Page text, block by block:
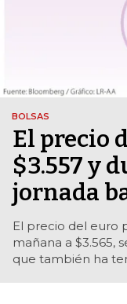
BOLSAS
El precio
$3.557 y
jornada
El precio del euro
mañana a $3.565,
que también ha